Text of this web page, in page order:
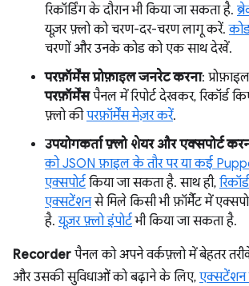
रिकॉर्डिंग के दौरान भी किया जा सकता है.
यूज़र फ़्लो को चरण-दर-चरण लागू करें.
चरणों और उनके कोड को एक साथ देखें.
परफ़ॉर्मेंस प्रोफ़ाइल जनरेट करना:
परफ़ॉर्मेंसपैनल में रिपोर्ट देखकर, रिकॉर्ड
फ़्लो कीपरफ़ॉर्मेंस मेज़र करें.
उपयोगकर्ता फ़्लो शेयर और एक्सपोर्ट
को JSON फ़ाइल के तौर पर या कई
एक्सपोर्टकिया जा सकता है. साथ ही,
एक्सटेंशनसे मिले किसी भी फ़ॉर्मैट में
है.यूज़र फ़्लो इंपोर्टभी किया जा सकता है.
Recorder पैनल को अपने वर्कफ़्लो में बेहतर
और उसकी सुविधाओं को बढ़ाने के लिए, एक्सटेंशन